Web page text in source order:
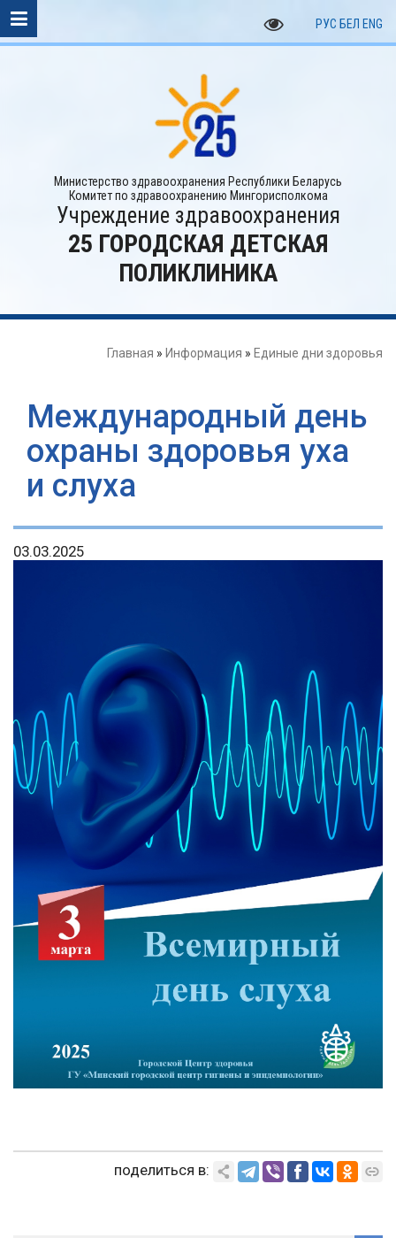
РУС БЕЛ ENG
Министерство здравоохранения Республики Беларусь
Комитет по здравоохранению Мингорисполкома
Учреждение здравоохранения
25 ГОРОДСКАЯ ДЕТСКАЯ
ПОЛИКЛИНИКА
Главная » Информация » Единые дни здоровья
Международный день
охраны здоровья уха
и слуха
03.03.2025
поделиться в: